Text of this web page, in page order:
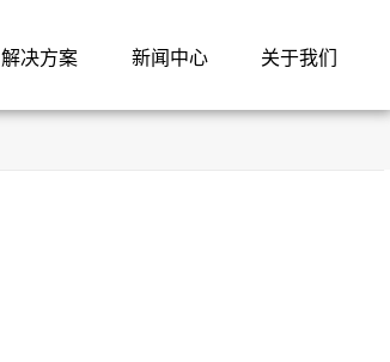
解决方案 新闻中心 关于我们